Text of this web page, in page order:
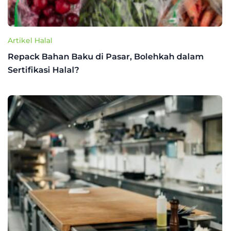
Artikel Halal
Repack Bahan Baku di Pasar, Bolehkah dalam
Sertifikasi Halal?